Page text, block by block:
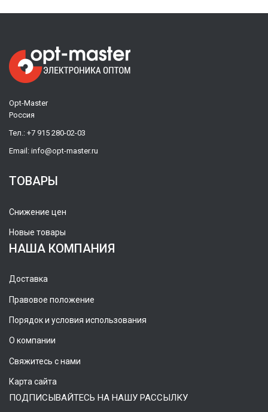
Opt-Master
Россия
Тел.: +7 915 280-02-03
Email: info@opt-master.ru
ТОВАРЫ
Снижение цен
Новые товары
НАША КОМПАНИЯ
Доставка
Правовое положение
Порядок и условия использования
О компании
Свяжитесь с нами
Карта сайта
ПОДПИСЫВАЙТЕСЬ НА НАШУ РАССЫЛКУ